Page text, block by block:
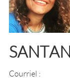
Courriel :